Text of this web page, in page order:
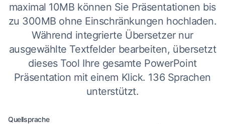
maximal 10MB können Sie Präsentationen bis
zu 300MB ohne Einschränkungen hochladen.
Während integrierte Übersetzer nur
ausgewählte Textfelder bearbeiten, übersetzt
dieses Tool Ihre gesamte PowerPoint
Präsentation mit einem Klick. 136 Sprachen
unterstützt.
Quellsprache